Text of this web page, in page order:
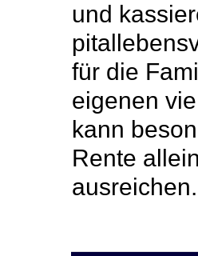
und
für die
eigenen
kann
Rente
ausreichen.